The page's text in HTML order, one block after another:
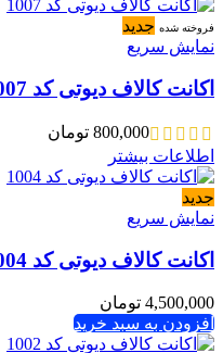
فروخته شده جدید
نمایش سریع
اکانت کالاف دیوتی کد 1007
800,000 تومان
اطلاعات بیشتر
جدید
نمایش سریع
اکانت کالاف دیوتی کد 1004
4,500,000 تومان
افزودن به سبد خرید